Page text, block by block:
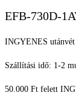
EFB-730D-
INGYENES utánvét
Szállítási idő: 1-2
50.000 Ft felett